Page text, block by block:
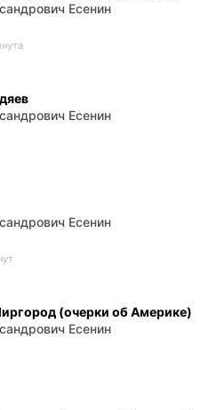
Есенин
Есенин
Есенин
(очерки об Америке)
Есенин